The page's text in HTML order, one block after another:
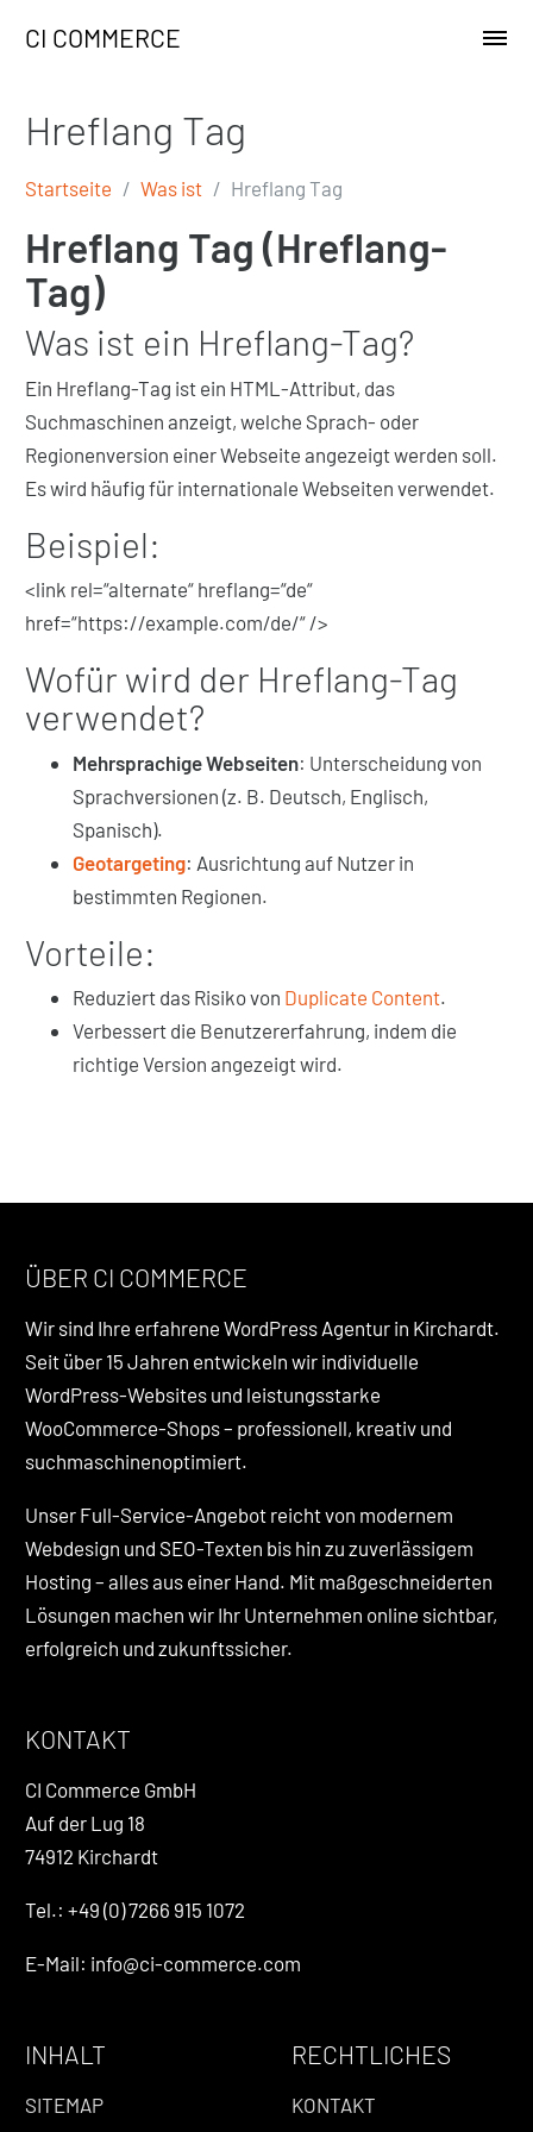
CI COMMERCE
Hreflang Tag
Startseite Was ist Hreflang Tag
Hreflang Tag (Hreflang-
Tag)
Was ist ein Hreflang-Tag?
Ein Hreflang-Tag ist ein HTML-Attribut, das
Suchmaschinen anzeigt, welche Sprach- oder
Regionenversion einer Webseite angezeigt werden soll.
Es wird häufig für internationale Webseiten verwendet.
Beispiel:
<link rel=“alternate“ hreflang=“de“
href=“https://example.com/de/“ />
Wofür wird der Hreflang-Tag
verwendet?
Mehrsprachige Webseiten: Unterscheidung von
Sprachversionen (z. B. Deutsch, Englisch,
Spanisch).
Geotargeting: Ausrichtung auf Nutzer in
bestimmten Regionen.
Vorteile:
Reduziert das Risiko von Duplicate Content.
Verbessert die Benutzererfahrung, indem die
richtige Version angezeigt wird.
ÜBER CI COMMERCE
Wir sind Ihre erfahrene WordPress Agentur in Kirchardt.
Seit über 15 Jahren entwickeln wir individuelle
WordPress-Websites und leistungsstarke
WooCommerce-Shops – professionell, kreativ und
suchmaschinenoptimiert.
Unser Full-Service-Angebot reicht von modernem
Webdesign und SEO-Texten bis hin zu zuverlässigem
Hosting – alles aus einer Hand. Mit maßgeschneiderten
Lösungen machen wir Ihr Unternehmen online sichtbar,
erfolgreich und zukunftssicher.
KONTAKT
CI Commerce GmbH
Auf der Lug 18
74912 Kirchardt
Tel.: +49 (0) 7266 915 1072
E-Mail: info@ci-commerce.com
INHALT
SITEMAP
RECHTLICHES
KONTAKT